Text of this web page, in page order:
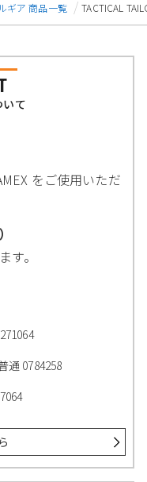
ギア 商品一覧 TACTICAL
いて
をご使用いただ
す。
通 0784258